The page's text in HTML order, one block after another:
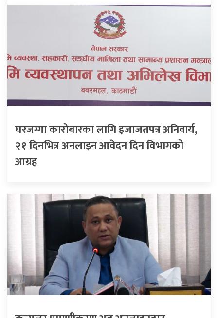
घरजग्गा कारोबारका लागि इजाजतपत्र अनिवार्य,
२१ दिनभित्र अनलाइन आवेदन दिन विभागको
आग्रह